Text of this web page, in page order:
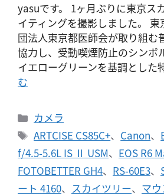
yasuです。 1ヶ月ぶりに東京ス
イティングを撮影しました。
団法人東京都医師会が取り組む
協力し、受動喫煙防止のシンボ
イエローグリーンを基調とした
む
カ
テ
ゴ
リ
ー
カメラ
タ
グ
ARTCISE CS85C+、 Canon、
f/4.5-5.6L IS Ⅱ USM、 EOS R6
FOTOBETTER GH4、 RS-60E3、
ート 4160、 スカイツリー、 マ